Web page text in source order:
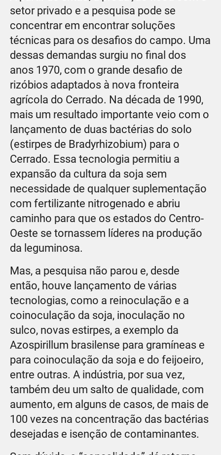
setor privado e a pesquisa pode se
concentrar em encontrar soluções
técnicas para os desafios do campo. Uma
dessas demandas surgiu no final dos
anos 1970, com o grande desafio de
rizóbios adaptados à nova fronteira
agrícola do Cerrado. Na década de 1990,
mais um resultado importante veio com o
lançamento de duas bactérias do solo
(estirpes de Bradyrhizobium) para o
Cerrado. Essa tecnologia permitiu a
expansão da cultura da soja sem
necessidade de qualquer suplementação
com fertilizante nitrogenado e abriu
caminho para que os estados do Centro-
Oeste se tornassem líderes na produção
da leguminosa.
Mas, a pesquisa não parou e, desde
então, houve lançamento de várias
tecnologias, como a reinoculação e a
coinoculação da soja, inoculação no
sulco, novas estirpes, a exemplo da
Azospirillum brasilense para gramíneas e
para coinoculação da soja e do feijoeiro,
entre outras. A indústria, por sua vez,
também deu um salto de qualidade, com
aumento, em alguns de casos, de mais de
100 vezes na concentração das bactérias
desejadas e isenção de contaminantes.